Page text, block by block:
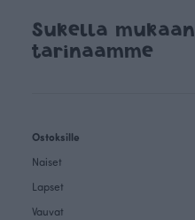
Sukella mukaan
tarinaamme
Ostoksille
Naiset
Lapset
Vauvat